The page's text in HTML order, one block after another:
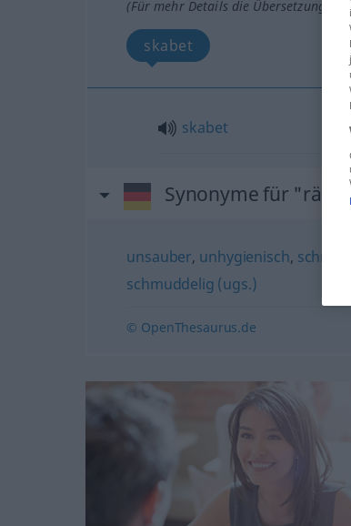
(Für mehr Details die Übersetzung
skabet
skabet
Synonyme für
unsauber, unhygienisch,
schmuddelig (ugs.)
© OpenThesaurus.de